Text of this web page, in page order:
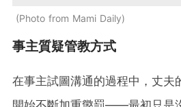
Photo from Mami Daily
事主質疑管教方式
在事主試圖溝通的過程中，丈夫